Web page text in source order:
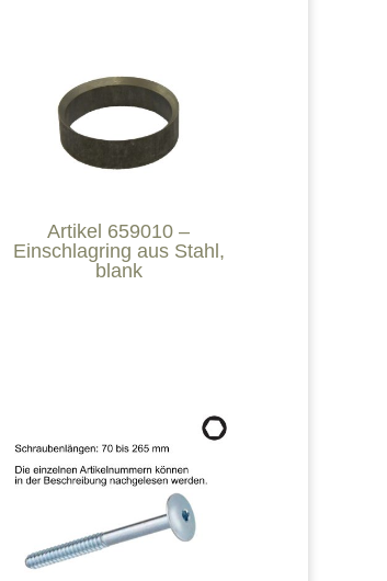
Artikel 659010 –
Einschlagring aus Stahl,
blank